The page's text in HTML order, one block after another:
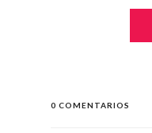
0 COMENTARIOS